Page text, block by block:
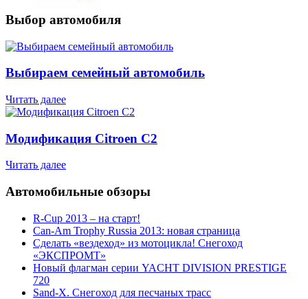
Выбор автомобиля
Выбираем семейный автомобиль
Читать далее
Модификация Citroen С2
Читать далее
Автомобильные обзоры
R-Cup 2013 – на старт!
Can-Am Trophy Russia 2013: новая страница
Сделать «вездеход» из мотоцикла! Снегоход
«ЭКСПРОМТ»
Новый флагман серии YACHT DIVISION PRESTIGE
720
Sand-X. Снегоход для песчаных трасс